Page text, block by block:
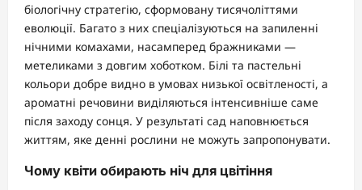
біологічну стратегію, сформовану тисячоліттями
еволюції. Багато з них спеціалізуються на запиленні
нічними комахами, насамперед бражниками —
метеликами з довгим хоботком. Білі та пастельні
кольори добре видно в умовах низької освітленості, а
ароматні речовини виділяються інтенсивніше саме
після заходу сонця. У результаті сад наповнюється
життям, яке денні рослини не можуть запропонувати.
Чому квіти обирають ніч для цвітіння